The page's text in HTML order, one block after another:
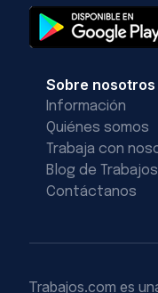
Sobre nosotros
Información
Quiénes somos
Trabaja con
Blog de
Contáctanos
Trabajos.com es